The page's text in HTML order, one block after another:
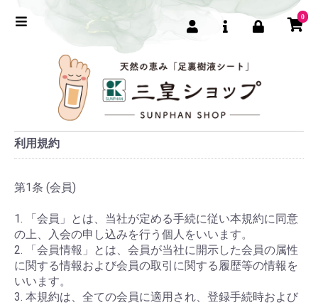
0
利用規約
第1条 (会員)
1. 「会員」とは、当社が定める手続に従い本規約に同意
の上、入会の申し込みを行う個人をいいます。
2. 「会員情報」とは、会員が当社に開示した会員の属性
に関する情報および会員の取引に関する履歴等の情報を
いいます。
3. 本規約は、全ての会員に適用され、登録手続時および